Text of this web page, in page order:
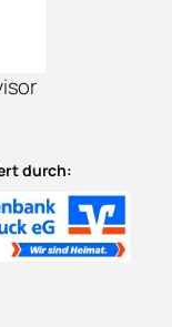
durch: